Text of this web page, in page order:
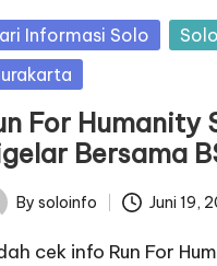
Informasi Solo
For Humanity
Bersama
By soloinfo Juni 19,
cek info Run For